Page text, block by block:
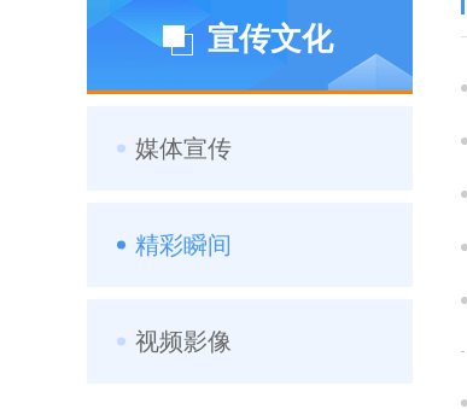
宣传文化
媒体宣传
精彩瞬间
视频影像